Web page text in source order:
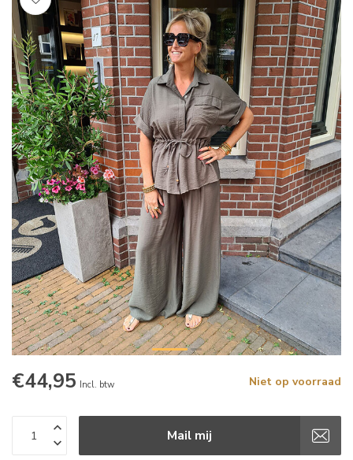
€44,95 Incl. btw Niet op voorraad
Mail mij